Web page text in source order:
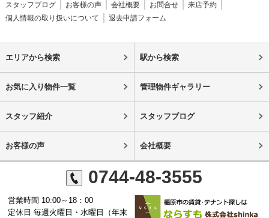
スタッフブログ
お客様の声 会社概要 お問合せ
来店予約
個人情報の取り扱いについて
退去申請フォーム
エリアから検索 駅から検索
お気に入り物件一覧 管理物件ギャラリー
スタッフ紹介 スタッフブログ
お客様の声 会社概要
0744-48-3555
営業時間 10:00～18：00
定休日 毎週火曜日・水曜日（年末